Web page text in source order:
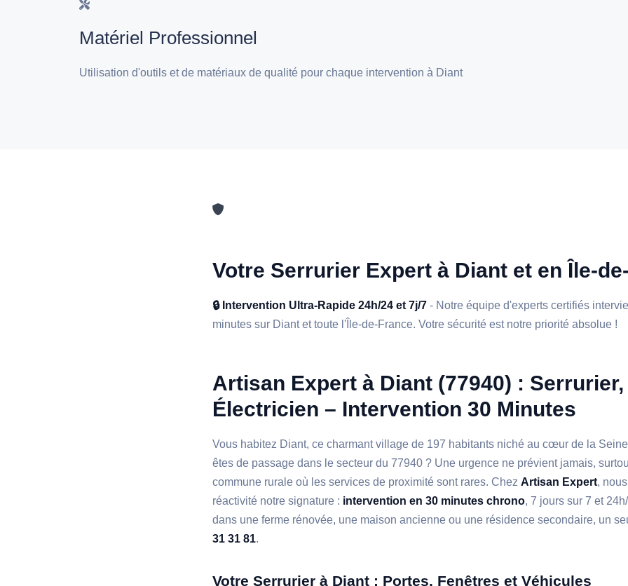
Matériel Professionnel
Utilisation d'outils et de matériaux de qualité pour chaque intervention à Diant
Votre Serrurier Expert à Diant et en Île-
🔒 Intervention Ultra-Rapide 24h/24 et 7j/7 - Notre équipe d'experts certifiés
minutes sur Diant et toute l'Île-de-France. Votre sécurité est notre priorité absolue !
Artisan Expert à Diant (77940) :
Électricien – Intervention 30 Minutes
Vous habitez Diant, ce charmant village de 197 habitants niché au cœur de la
êtes de passage dans le secteur du 77940 ? Une urgence ne prévient jamais,
commune rurale où les services de proximité sont rares. ChezArtisan Expert,
réactivité notre signature : intervention en 30 minutes chrono, 7 jours sur 7 et
dans une ferme rénovée, une maison ancienne ou une résidence secondaire, un
31 31 81.
Votre Serrurier à Diant : Portes, Fenêtres et Véhicules